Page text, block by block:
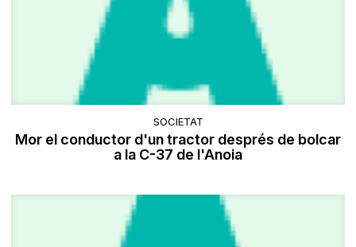
SOCIETAT
Mor el conductor d'un tractor després de bolcar
a la C-37 de l'Anoia